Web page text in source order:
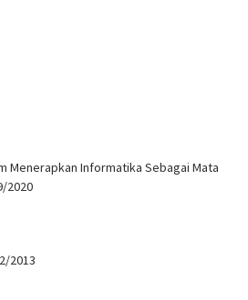
Menerapkan Informatika Sebagai Mata
2020
2013